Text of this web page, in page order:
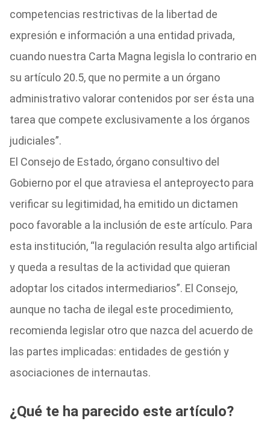
competencias restrictivas de la libertad de
expresión e información a una entidad privada,
cuando nuestra Carta Magna legisla lo contrario en
su artículo 20.5, que no permite a un órgano
administrativo valorar contenidos por ser ésta una
tarea que compete exclusivamente a los órganos
judiciales”.
El Consejo de Estado, órgano consultivo del
Gobierno por el que atraviesa el anteproyecto para
verificar su legitimidad, ha emitido un dictamen
poco favorable a la inclusión de este artículo. Para
esta institución, “la regulación resulta algo artificial
y queda a resultas de la actividad que quieran
adoptar los citados intermediarios”. El Consejo,
aunque no tacha de ilegal este procedimiento,
recomienda legislar otro que nazca del acuerdo de
las partes implicadas: entidades de gestión y
asociaciones de internautas.
¿Qué te ha parecido este artículo?